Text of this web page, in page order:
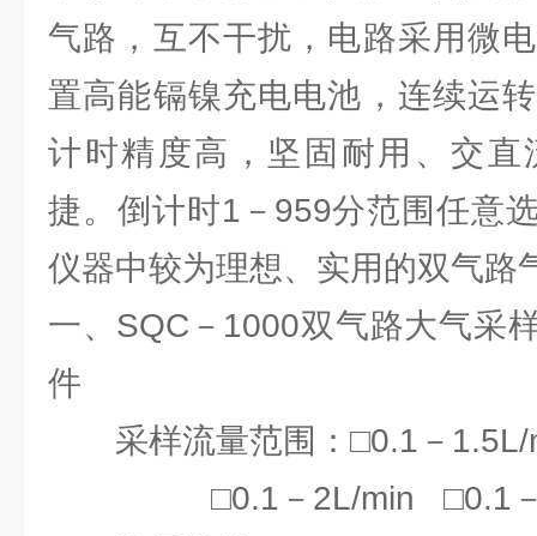
气路，互不干扰，电路采用微
置高能镉镍充电电池，连续运
计时精度高，坚固耐用、交直
捷。倒计时1－959分范围任意
仪器中较为理想、实用的双气路
一、SQC－1000双气路大气采
件
采样流量范围：□0.1－
□0.1－2L/min □0.1－